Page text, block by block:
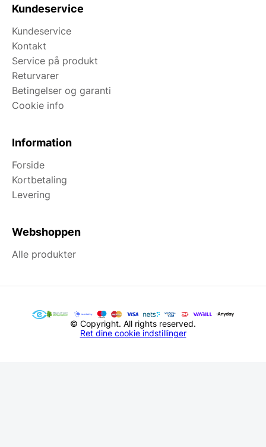
Kundeservice
Kundeservice
Kontakt
Service på produkt
Returvarer
Betingelser og garanti
Cookie info
Information
Forside
Kortbetaling
Levering
Webshoppen
Alle produkter
© Copyright. All rights reserved.
Ret dine cookie indstillinger